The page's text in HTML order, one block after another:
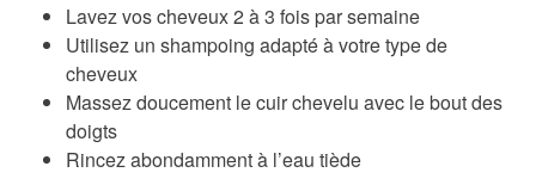
Lavez vos cheveux 2 à 3 fois par semaine
Utilisez un shampoing adapté à votre type de
cheveux
Massez doucement le cuir chevelu avec le bout des
doigts
Rincez abondamment à l’eau tiède